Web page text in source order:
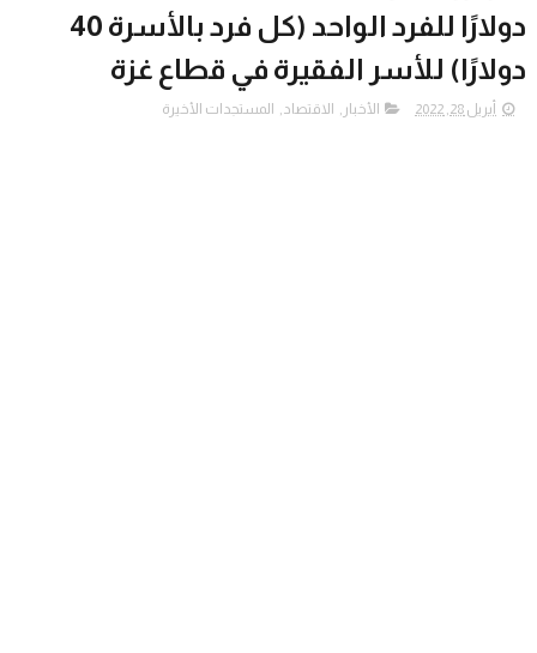
دولارًا للفرد الواحد (كل فرد بالأسرة 40
دولارًا) للأسر الفقيرة في قطاع غزة
أبريل 28, 2022 الأخبار , الاقتصاد, المستجدات الأخيرة